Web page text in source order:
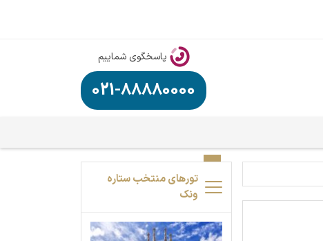
پاسخگوی شماییم
021-88880000
تورهای منتخب ستاره
ونک